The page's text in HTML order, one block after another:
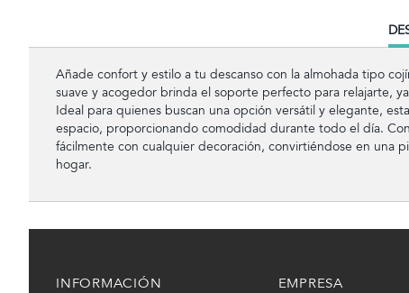
Añade confort y estilo a tu descanso con la almohada tipo
suave y acogedor brinda el soporte perfecto para relajarte,
Ideal para quienes buscan una opción versátil y elegante,
espacio, proporcionando comodidad durante todo el día.
fácilmente con cualquier decoración, convirtiéndose en una
hogar.
INFORMACIÓN EMPRESA